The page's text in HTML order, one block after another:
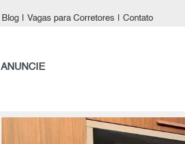
Blog Vagas para Corretores Contato
ANUNCIE